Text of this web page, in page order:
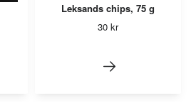
Leksands chips, 75 g
30 kr